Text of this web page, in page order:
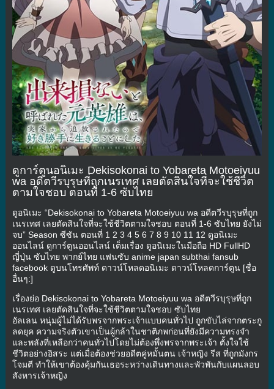
ดูการ์ตูนอนิเมะ Dekisokonai to Yobareta Motoeiyuu
wa อดีตวีรบุรุษที่ถูกเนรเทศ เลยตัดสินใจที่จะใช้ชีวิต
ตามใจชอบ ตอนที่ 1-6 ซับไทย
ดูอนิเมะ “Dekisokonai to Yobareta Motoeiyuu wa อดีตวีรบุรุษที่ถูก
เนรเทศ เลยตัดสินใจที่จะใช้ชีวิตตามใจชอบ ตอนที่ 1-6 ซับไทย ยังไม่
จบ” Season ซีซัน ตอนที่ 1 2 3 4 5 6 7 8 9 10 11 12 ดูอนิเมะ
ออนไลน์ ดูการ์ตูนออนไลน์ เต็มเรื่อง ดูอนิเมะในมือถือ HD FullHD
ญี่ปุ่น ซับไทย พากย์ไทย แฟนซับ anime japan subthai fansub
facebook ดูบนโทรศัพท์ ดาวน์โหลดอนิเมะ ดาวน์โหลดการ์ตูน [ชื่อ
อื่นๆ:]
เรื่องย่อ Dekisokonai to Yobareta Motoeiyuu wa อดีตวีรบุรุษที่ถูก
เนรเทศ เลยตัดสินใจที่จะใช้ชีวิตตามใจชอบ ซับไทย
อัลเลน หนุ่มผู้ไม่ได้รับพรจากพระเจ้าแบบคนทั่วไป ถูกขับไล่จากตระกู
ลดยุค ความจริงตัวเขาเป็นผู้กล้าในชาติภพก่อนที่ยังมีความทรงจำ
และพลังที่เหลือกว่าคนทั่วไปโดยไม่ต้องพึ่งพรจากพระเจ้า ตั้งใจใช้
ชีวิตอย่างอิสระ แต่เมื่อต้องช่วยอดีตคู่หมั้นตน เจ้าหญิง รีส ที่ถูกมังกร
โจมตี ทำให้เขาต้องคุ้มกันเธอระหว่างเดินทางและพัวพันกับแผนลอบ
สังหารเจ้าหญิง